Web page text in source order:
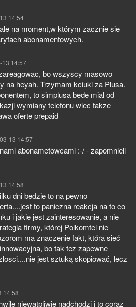
14:54
na moment,w którym zacznie sie
abonamentowych.
13 14:57
bo wszyscy masowo
na heyah. Trzymam kciuki za Plusa.
to simplusa bede mial od
wymiany telefonu wiec takze
oferte prepaid
13 14:57
abonametowcami :-/ - zapomnieli
14:58
dni bedzie to na pewno
to paniczna reakcja na to co
i jakie jest zainteresowanie, a nie
firmy, której Polkomtel nie
ma znaczenie fakt, która sieć
bo tak tez zapewne
jest sztuką skopiować, lecz
14:58
niewątpliwie nadchodzi i to coraz